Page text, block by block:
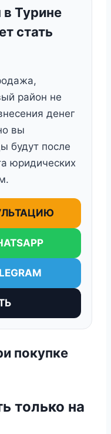
Турине
стать
район не
денег
вы
будут после
юридических
покупке
только на